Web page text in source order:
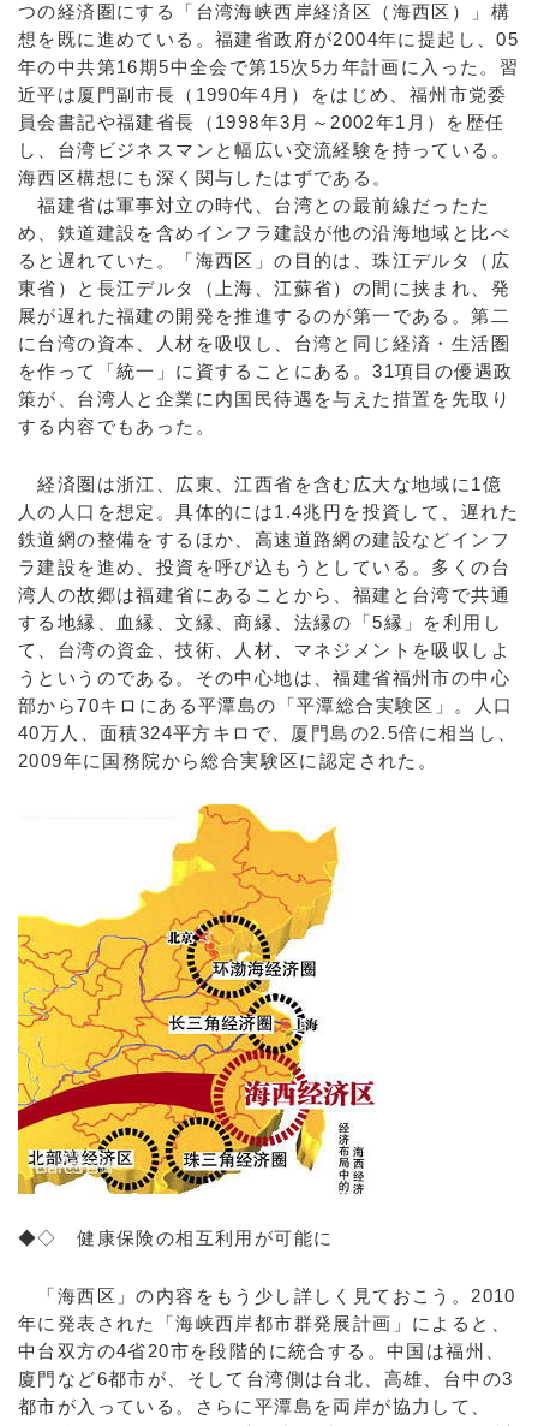
つの経済圏にする「台湾海峡西岸経済区（海西区）」構
想を既に進めている。福建省政府が2004年に提起し、05
年の中共第16期5中全会で第15次5カ年計画に入った。習
近平は厦門副市長（1990年4月）をはじめ、福州市党委
員会書記や福建省長（1998年3月～2002年1月）を歴任
し、台湾ビジネスマンと幅広い交流経験を持っている。
海西区構想にも深く関与したはずである。
福建省は軍事対立の時代、台湾との最前線だったた
め、鉄道建設を含めインフラ建設が他の沿海地域と比べ
ると遅れていた。「海西区」の目的は、珠江デルタ（広
東省）と長江デルタ（上海、江蘇省）の間に挟まれ、発
展が遅れた福建の開発を推進するのが第一である。第二
に台湾の資本、人材を吸収し、台湾と同じ経済・生活圏
を作って「統一」に資することにある。31項目の優遇政
策が、台湾人と企業に内国民待遇を与えた措置を先取り
する内容でもあった。
経済圏は浙江、広東、江西省を含む広大な地域に1億
人の人口を想定。具体的には1.4兆円を投資して、遅れた
鉄道網の整備をするほか、高速道路網の建設などインフ
ラ建設を進め、投資を呼び込もうとしている。多くの台
湾人の故郷は福建省にあることから、福建と台湾で共通
する地縁、血縁、文縁、商縁、法縁の「5縁」を利用し
て、台湾の資金、技術、人材、マネジメントを吸収しよ
うというのである。その中心地は、福建省福州市の中心
部から70キロにある平潭島の「平潭総合実験区」。人口
40万人、面積324平方キロで、厦門島の2.5倍に相当し、
2009年に国務院から総合実験区に認定された。
◆◇ 健康保険の相互利用が可能に
「海西区」の内容をもう少し詳しく見ておこう。2010
年に発表された「海峡西岸都市群発展計画」によると、
中台双方の4省20市を段階的に統合する。中国は福州、
廈門など6都市が、そして台湾側は台北、高雄、台中の3
都市が入っている。さらに平潭島を両岸が協力して、